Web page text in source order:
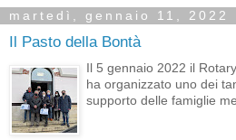
martedì, gennaio 11, 2022
Il Pasto della Bontà
Il 5 gennaio 2022 il
ha organizzato uno dei
supporto delle famiglie